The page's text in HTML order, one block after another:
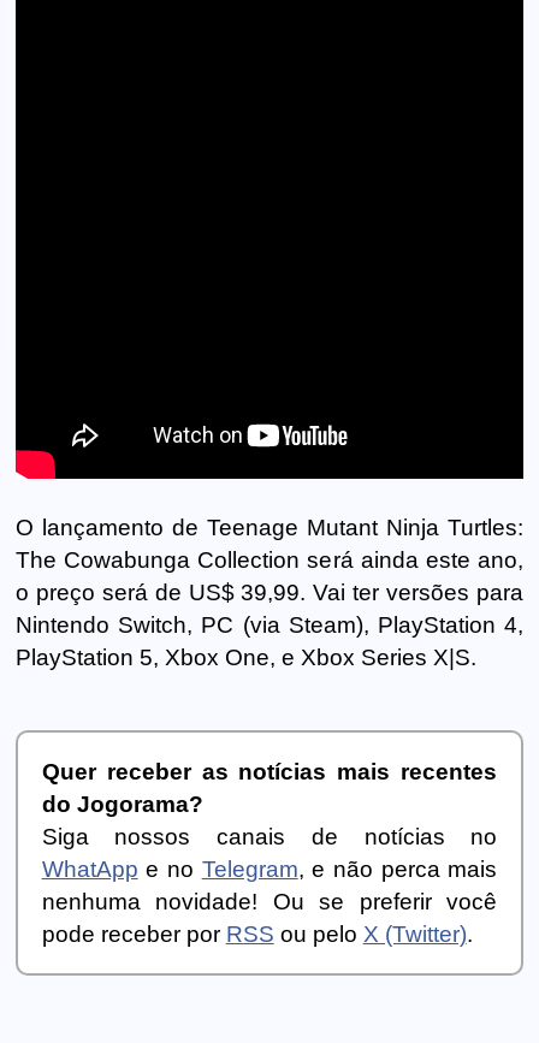
O lançamento de Teenage Mutant Ninja Turtles:
The Cowabunga Collection será ainda este ano,
o preço será de US$ 39,99. Vai ter versões para
Nintendo Switch, PC (via Steam), PlayStation 4,
PlayStation 5, Xbox One, e Xbox Series X|S.
Quer receber as notícias mais recentes
do Jogorama?
Siga nossos canais de notícias no
WhatApp e no Telegram, e não perca mais
nenhuma novidade! Ou se preferir você
pode receber por RSS ou pelo X (Twitter).